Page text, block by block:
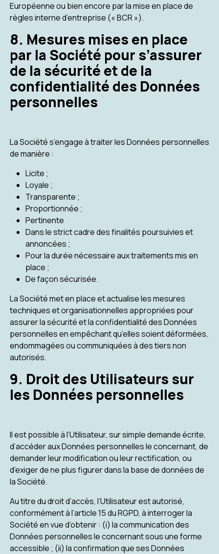
Européenne ou bien encore par la mise en place de
règles interne d’entreprise (« BCR »).
8. Mesures mises en place
par la Société pour s’assurer
de la sécurité et de la
confidentialité des Données
personnelles
La Société s’engage à traiter les Données personnelles
de manière :
Licite ;
Loyale ;
Transparente ;
Proportionnée ;
Pertinente
Dans le strict cadre des finalités poursuivies et
annoncées ;
Pour la durée nécessaire aux traitements mis en
place ;
De façon sécurisée.
La Société met en place et actualise les mesures
techniques et organisationnelles appropriées pour
assurer la sécurité et la confidentialité des Données
personnelles en empêchant qu’elles soient déformées,
endommagées ou communiquées à des tiers non
autorisés.
9. Droit des Utilisateurs sur
les Données personnelles
Il est possible à l’Utilisateur, sur simple demande écrite,
d’accéder aux Données personnelles le concernant, de
demander leur modification ou leur rectification, ou
d’exiger de ne plus figurer dans la base de données de
la Société.
Au titre du droit d’accès, l’Utilisateur est autorisé,
conformément à l’article 15 du RGPD, à interroger la
Société en vue d’obtenir : (i) la communication des
Données personnelles le concernant sous une forme
accessible ; (ii) la confirmation que ses Données